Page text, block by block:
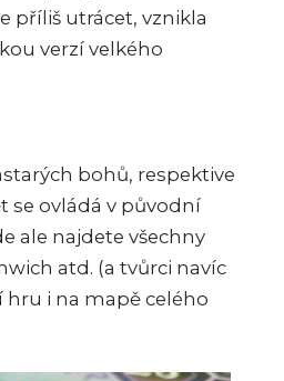
příliš utrácet, vznikla
verzí velkého
bohů, respektive
se ovládá v původní
ale najdete všechny
atd. (a tvůrci navíc
i na mapě celého